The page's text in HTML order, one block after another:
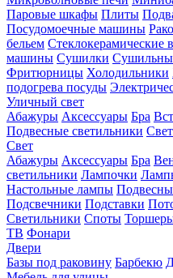
Паровые шкафы Плиты
Посудомоечные машины
бельем Стеклокерамические
машины Сушилки
Фритюрницы Холодильники
подогрева посуды
Уличный свет
Абажуры Аксессуары Бра
Подвесные светильники
Свет
Абажуры Аксессуары Бра
светильники Лампочки
Настольные лампы
Подсвечники Подставки
Светильники Споты
ТВ Фонари
Двери
Базы под раковину Барбекю